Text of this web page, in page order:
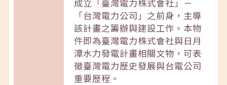
成立「臺灣電力株式會社」－
「台灣電力公司」之前身，主導
該計畫之籌辦與建設工作。本物
件即為臺灣電力株式會社與日月
潭水力發電計畫相關文物，可表
徵臺灣電力歷史發展與台電公司
重要歷程。